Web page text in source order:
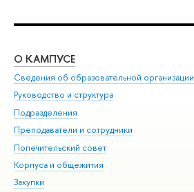
О КАМПУСЕ
Сведения об образовательной организации
Руководство и структура
Подразделения
Преподаватели и сотрудники
Попечительский совет
Корпуса и общежития
Закупки